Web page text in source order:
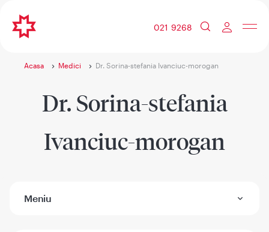
021 9268
Acasa Medici Dr. Sorina-stefania Ivanciuc-morogan
Dr. Sorina-stefania
Ivanciuc-morogan
Meniu